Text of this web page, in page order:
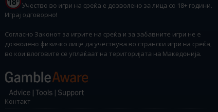
Учество во игри на среќа е дозволено за лица со 18+ години.
Играј одговорно!
Согласно Законот за игрите на среќа и за забавните игри не е
дозволено физичко лице да учествува во странски игри на среќа,
во кои влоговите се уплаќаат на територијата на Македонија.
Контакт